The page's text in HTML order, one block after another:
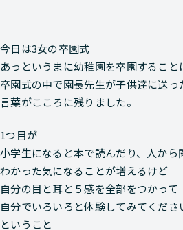
今日は3女の卒園式
あっというまに幼稚園を卒園すること
卒園式の中で園長先生が子供達に送っ
言葉がこころに残りました。
1つ目が
小学生になると本で読んだり、人から
わかった気になることが増えるけど
自分の目と耳と５感を全部をつかって
自分でいろいろと体験してみてくださ
ということ